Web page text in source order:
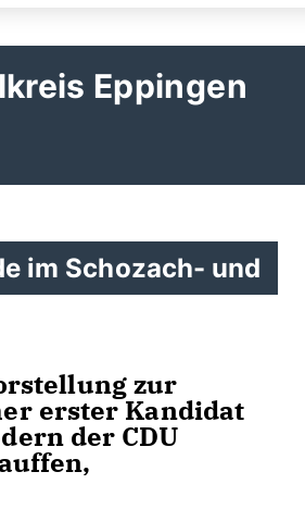
Eppingen
im Schozach- und
zur
erster Kandidat
der CDU